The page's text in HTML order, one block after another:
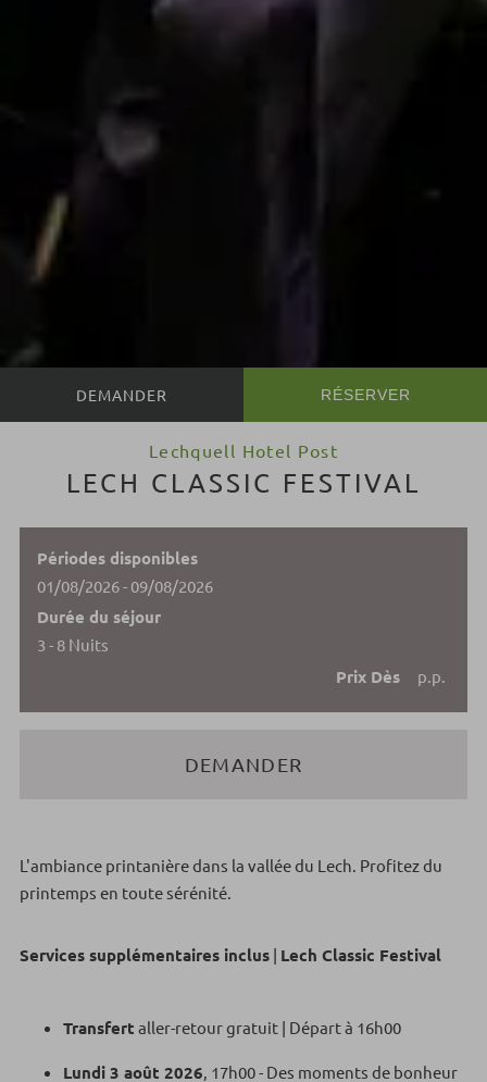
RÉSERVER
Lechquell Hotel Post
LECH CLASSIC FESTIVAL
L'ambiance printanière dans la vallée du Lech. Profitez du
printemps en toute sérénité.
Services supplémentaires inclus | Lech Classic Festival
Transfert aller-retour gratuit | Départ à 16h00
Lundi 3 août 2026, 17h00 - Des moments de bonheur
Périodes disponibles
01/08/2026 - 09/08/2026
Durée du séjour
3 - 8 Nuits
Prix Dès p.p.
DEMANDER